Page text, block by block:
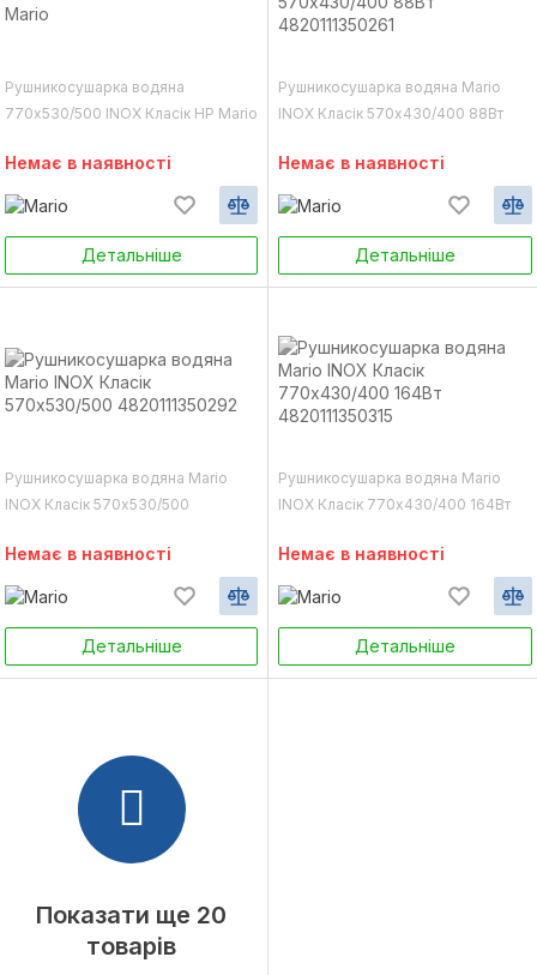
Рушникосушарка водяна
770х530/500 INOX Класік НР Mario
Немає в наявності
Детальніше
Рушникосушарка водяна Mario
INOX Класік 570х430/400 88Вт
Немає в наявності
Детальніше
Рушникосушарка водяна Mario
INOX Класік 570х530/500
Немає в наявності
Детальніше
Рушникосушарка водяна Mario
INOX Класік 770х430/400 164Вт
Немає в наявності
Детальніше
Показати ще 20
товарів